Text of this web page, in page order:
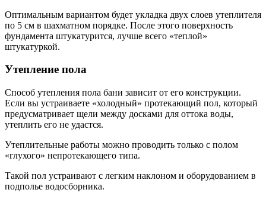
Оптимальным вариантом будет укладка двух слоев утеплителя
по 5 см в шахматном порядке. После этого поверхность
фундамента штукатурится, лучше всего «теплой»
штукатуркой.
Утепление пола
Способ утепления пола бани зависит от его конструкции.
Если вы устраиваете «холодный» протекающий пол, который
предусматривает щели между досками для оттока воды,
утеплить его не удастся.
Утеплительные работы можно проводить только с полом
«глухого» непротекающего типа.
Такой пол устраивают с легким наклоном и оборудованием в
подполье водосборника.